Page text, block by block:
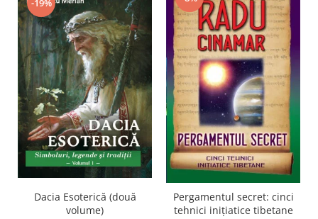
-19%
Dacia Esoterică (două
volume)
Pergamentul secret: cinci
tehnici inițiatice tibetane